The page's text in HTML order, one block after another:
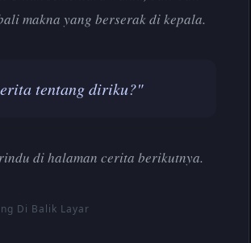
makna yang berserak di kepala.
tentang diriku?"
di halaman cerita berikutnya.
Di Balik Layar